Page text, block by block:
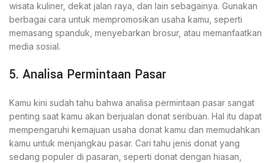
wisata kuliner, dekat jalan raya, dan lain sebagainya. Gunakan
berbagai cara untuk mempromosikan usaha kamu, seperti
memasang spanduk, menyebarkan brosur, atau memanfaatkan
media sosial.
5. Analisa Permintaan Pasar
Kamu kini sudah tahu bahwa analisa permintaan pasar sangat
penting saat kamu akan berjualan donat seribuan. Hal itu dapat
mempengaruhi kemajuan usaha donat kamu dan memudahkan
kamu untuk menjangkau pasar. Cari tahu jenis donat yang
sedang populer di pasaran, seperti donat dengan hiasan,